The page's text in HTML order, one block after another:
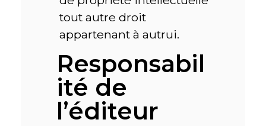
tout autre droit
appartenant à autrui.
Responsabil
ité de
l’éditeur